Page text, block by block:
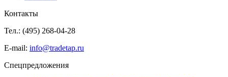
Контакты
Тел.: (495) 268-04-28
E-mail: info@tradetap.ru
Спецпредложения